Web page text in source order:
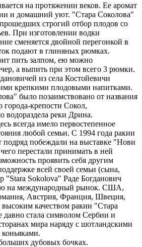
на протяжении веков. Ее аромат
и домашний уют. "Стара Соколова"
строгий отбор плодов со
При изготовлении водки
сменяется двойной перегонкой в
подают в глиняных рюмках.
пить залпом, ею можно
а выпить при этом всего 3 рюмки.
из села Костойевичи
крепкими плодовыми напитками.
было позаимствовано от названия
города-крепости Сокол,
водораздела реки Дрина.
всегда имело первостепенное
любой семьи. С 1994 года ракии
подряд побеждали на выставке "Нови
перестали принимать в ней
проявить себя другим
всей своей семьи (сына,
"Stara Sokolova" Раде Богданович
на международный рынок. США,
Австрия, Франция, Швеция,
качеством ракии "Стара
давно стала символом Сербии и
мира наряду с шотландскими
дубовых бочках.